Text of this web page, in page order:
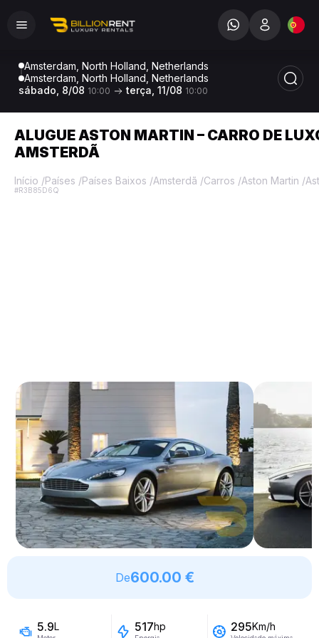
Amsterdam, North Holland, Netherlands
Amsterdam, North Holland, Netherlands
sábado, 8/08 10:00 terça, 11/08 10:00
ALUGUE ASTON MARTIN – CARRO DE
AMSTERDÃ
Início /Países /Países Baixos /Amsterdã /Carros /Aston Martin /
#R3B85D6Q
De600.00 €
5.9L 517hp 295Km/h